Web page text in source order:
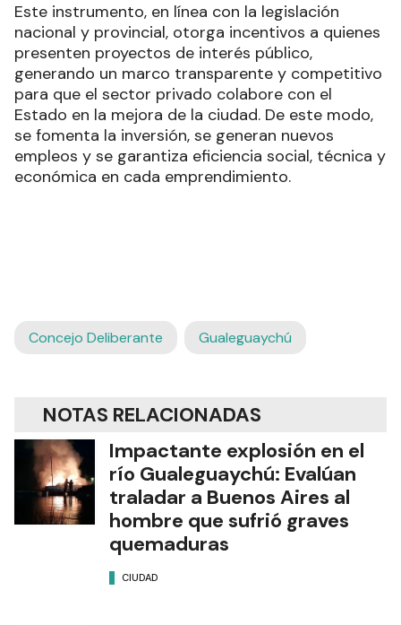
Este instrumento, en línea con la legislación
nacional y provincial, otorga incentivos a quienes
presenten proyectos de interés público,
generando un marco transparente y competitivo
para que el sector privado colabore con el
Estado en la mejora de la ciudad. De este modo,
se fomenta la inversión, se generan nuevos
empleos y se garantiza eficiencia social, técnica y
económica en cada emprendimiento.
Concejo Deliberante Gualeguaychú
NOTAS RELACIONADAS
Impactante explosión en el
río Gualeguaychú: Evalúan
traladar a Buenos Aires al
hombre que sufrió graves
quemaduras
CIUDAD